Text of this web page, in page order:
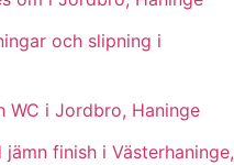
och slipning i
WC i Jordbro, Haninge
finish i Västerhaninge,